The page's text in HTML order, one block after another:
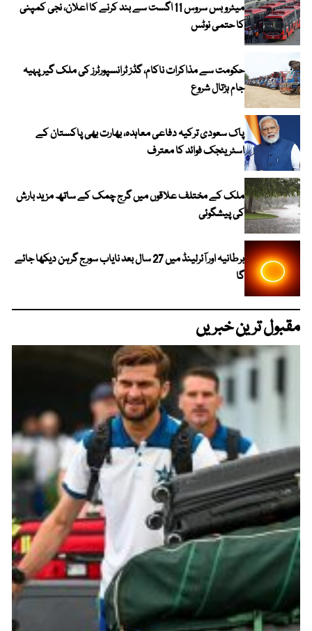
میٹرو بس سروس 11 اگست سے بند کرنے کا اعلان، نجی کمپنی
کا حتمی نوٹس
حکومت سے مذاکرات ناکام، گڈز ٹرانسپورٹرز کی ملک گیر پہیہ
جام ہڑتال شروع
پاک سعودی ترکیہ دفاعی معاہدہ، بھارت بھی پاکستان کے
اسٹریٹجک فوائد کا معترف
ملک کے مختلف علاقوں میں گرج چمک کے ساتھ مزید بارش
کی پیشگوئی
برطانیہ اور آئرلینڈ میں 27 سال بعد نایاب سورج گرہن دیکھا جائے
گا
مقبول ترین خبریں